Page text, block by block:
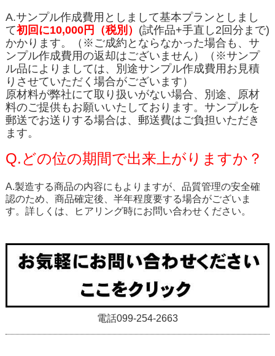
A.サンプル作成費用 としまして基本プランとしまし
て初回に10,000円（税別） (試作品+手直し2回分まで)
かかります。（※ご成約とならなかった場合も、サ
ンプル作成費用の返却はございません）（※サンプ
ル品によりましては、別途サンプル作成費用お見積
りさせていただく場合がございます）
原材料が弊社にて取り扱いがない場合、別途、原材
料のご提供もお願いいたしております。サンプルを
郵送でお送りする場合は、郵送費はご負担いただき
ます。
Q.どの位の期間で出来上がりますか？
A.製造する商品の内容にもよりますが、品質管理の安全確
認のため、商品確定後、半年程度要する場合がございま
す。詳しくは、ヒアリング時にお問い合わせください。
電話099-254-2663